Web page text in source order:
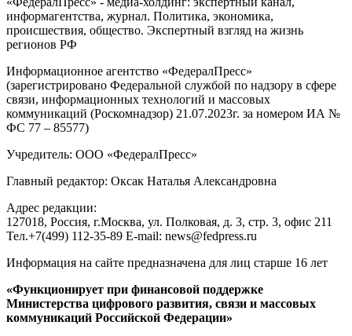
информагентства, журнал. Политика, экономика,
происшествия, общество. Экспертный взгляд на жизнь
регионов РФ
Информационное агентство «ФедералПресс»
(зарегистрировано Федеральной службой по надзору в сфере
связи, информационных технологий и массовых
коммуникаций (Роскомнадзор) 21.07.2023г. за номером ИА №
ФС 77 – 85577)
Учредитель: ООО «ФедералПресс»
Главный редактор: Оксак Наталья Александровна
Адрес редакции:
127018, Россия, г.Москва, ул. Полковая, д. 3, стр. 3, офис 211
Тел.+7(499) 112-35-89 E-mail: news@fedpress.ru
Информация на сайте предназначена для лиц старше 16 лет
«Функционирует при финансовой поддержке
Министерства цифрового развития, связи и массовых
коммуникаций Российской Федерации»